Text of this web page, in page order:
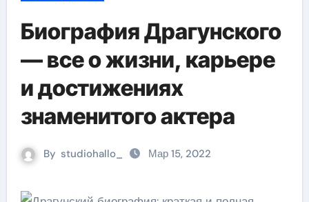
Биография Драгунского
— все о жизни, карьере
и достижениях
знаменитого актера
By studiohallo_ Мар 15, 2022